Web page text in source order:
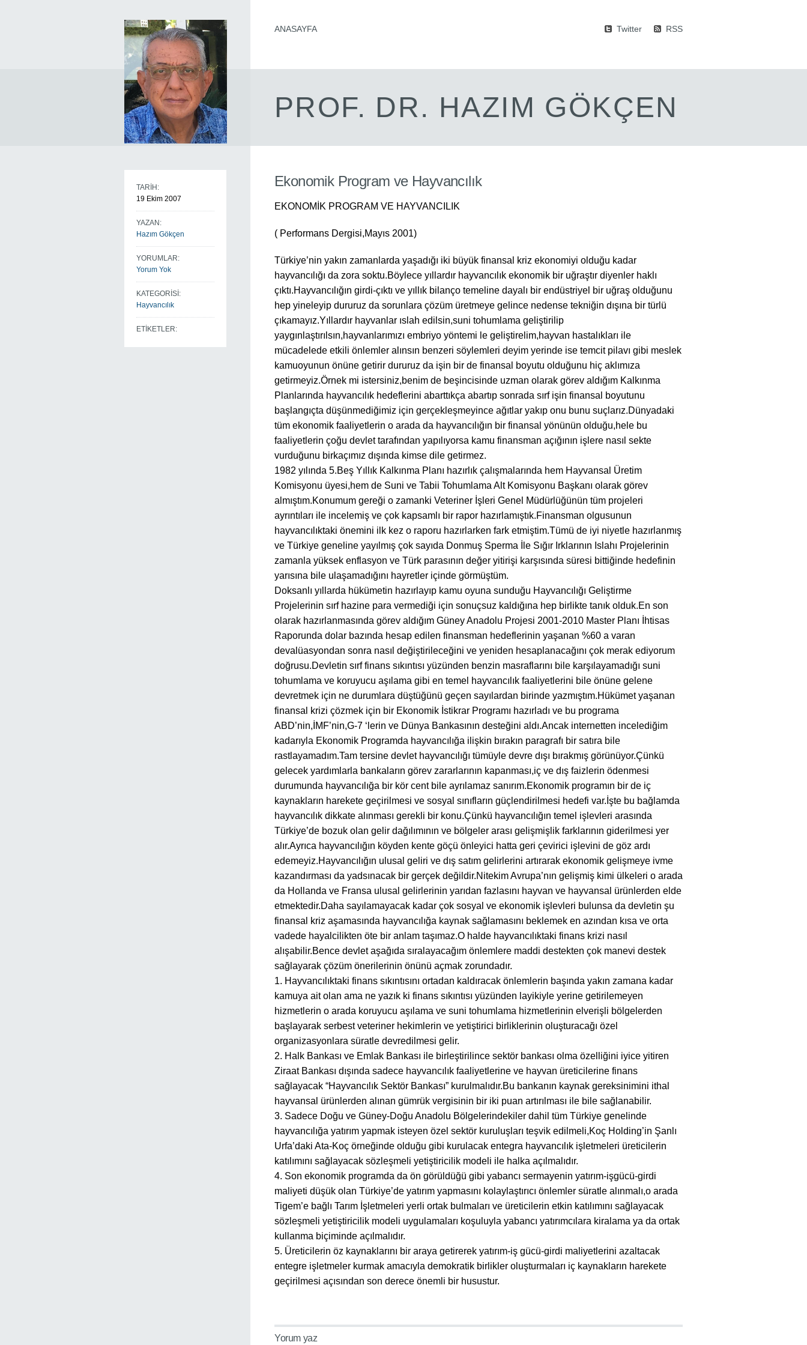
ANASAYFA Twitter RSS
PROF. DR. HAZIM GÖKÇEN
TARİH:
19 Ekim 2007
YAZAN:
Hazım Gökçen
YORUMLAR:
Yorum Yok
KATEGORİSİ:
Hayvancılık
ETİKETLER:
Ekonomik Program ve Hayvancılık
EKONOMİK PROGRAM VE HAYVANCILIK
( Performans Dergisi,Mayıs 2001)
Türkiye’nin yakın zamanlarda yaşadığı iki büyük finansal kriz ekonomiyi olduğu kadar
hayvancılığı da zora soktu.Böylece yıllardır hayvancılık ekonomik bir uğraştır diyenler haklı
çıktı.Hayvancılığın girdi-çıktı ve yıllık bilanço temeline dayalı bir endüstriyel bir uğraş olduğunu
hep yineleyip dururuz da sorunlara çözüm üretmeye gelince nedense tekniğin dışına bir türlü
çıkamayız.Yıllardır hayvanlar ıslah edilsin,suni tohumlama geliştirilip
yaygınlaştırılsın,hayvanlarımızı embriyo yöntemi le geliştirelim,hayvan hastalıkları ile
mücadelede etkili önlemler alınsın benzeri söylemleri deyim yerinde ise temcit pilavı gibi meslek
kamuoyunun önüne getirir dururuz da işin bir de finansal boyutu olduğunu hiç aklımıza
getirmeyiz.Örnek mi istersiniz,benim de beşincisinde uzman olarak görev aldığım Kalkınma
Planlarında hayvancılık hedeflerini abarttıkça abartıp sonrada sırf işin finansal boyutunu
başlangıçta düşünmediğimiz için gerçekleşmeyince ağıtlar yakıp onu bunu suçlarız.Dünyadaki
tüm ekonomik faaliyetlerin o arada da hayvancılığın bir finansal yönünün olduğu,hele bu
faaliyetlerin çoğu devlet tarafından yapılıyorsa kamu finansman açığının işlere nasıl sekte
vurduğunu birkaçımız dışında kimse dile getirmez.
1982 yılında 5.Beş Yıllık Kalkınma Planı hazırlık çalışmalarında hem Hayvansal Üretim
Komisyonu üyesi,hem de Suni ve Tabii Tohumlama Alt Komisyonu Başkanı olarak görev
almıştım.Konumum gereği o zamanki Veteriner İşleri Genel Müdürlüğünün tüm projeleri
ayrıntıları ile incelemiş ve çok kapsamlı bir rapor hazırlamıştık.Finansman olgusunun
hayvancılıktaki önemini ilk kez o raporu hazırlarken fark etmiştim.Tümü de iyi niyetle hazırlanmış
ve Türkiye geneline yayılmış çok sayıda Donmuş Sperma İle Sığır Irklarının Islahı Projelerinin
zamanla yüksek enflasyon ve Türk parasının değer yitirişi karşısında süresi bittiğinde hedefinin
yarısına bile ulaşamadığını hayretler içinde görmüştüm.
Doksanlı yıllarda hükümetin hazırlayıp kamu oyuna sunduğu Hayvancılığı Geliştirme
Projelerinin sırf hazine para vermediği için sonuçsuz kaldığına hep birlikte tanık olduk.En son
olarak hazırlanmasında görev aldığım Güney Anadolu Projesi 2001-2010 Master Planı İhtisas
Raporunda dolar bazında hesap edilen finansman hedeflerinin yaşanan %60 a varan
devalüasyondan sonra nasıl değiştirileceğini ve yeniden hesaplanacağını çok merak ediyorum
doğrusu.Devletin sırf finans sıkıntısı yüzünden benzin masraflarını bile karşılayamadığı suni
tohumlama ve koruyucu aşılama gibi en temel hayvancılık faaliyetlerini bile önüne gelene
devretmek için ne durumlara düştüğünü geçen sayılardan birinde yazmıştım.Hükümet yaşanan
finansal krizi çözmek için bir Ekonomik İstikrar Programı hazırladı ve bu programa
ABD’nin,İMF’nin,G-7 ‘lerin ve Dünya Bankasının desteğini aldı.Ancak internetten incelediğim
kadarıyla Ekonomik Programda hayvancılığa ilişkin bırakın paragrafı bir satıra bile
rastlayamadım.Tam tersine devlet hayvancılığı tümüyle devre dışı bırakmış görünüyor.Çünkü
gelecek yardımlarla bankaların görev zararlarının kapanması,iç ve dış faizlerin ödenmesi
durumunda hayvancılığa bir kör cent bile ayrılamaz sanırım.Ekonomik programın bir de iç
kaynakların harekete geçirilmesi ve sosyal sınıfların güçlendirilmesi hedefi var.İşte bu bağlamda
hayvancılık dikkate alınması gerekli bir konu.Çünkü hayvancılığın temel işlevleri arasında
Türkiye’de bozuk olan gelir dağılımının ve bölgeler arası gelişmişlik farklarının giderilmesi yer
alır.Ayrıca hayvancılığın köyden kente göçü önleyici hatta geri çevirici işlevini de göz ardı
edemeyiz.Hayvancılığın ulusal geliri ve dış satım gelirlerini artırarak ekonomik gelişmeye ivme
kazandırması da yadsınacak bir gerçek değildir.Nitekim Avrupa’nın gelişmiş kimi ülkeleri o arada
da Hollanda ve Fransa ulusal gelirlerinin yarıdan fazlasını hayvan ve hayvansal ürünlerden elde
etmektedir.Daha sayılamayacak kadar çok sosyal ve ekonomik işlevleri bulunsa da devletin şu
finansal kriz aşamasında hayvancılığa kaynak sağlamasını beklemek en azından kısa ve orta
vadede hayalcilikten öte bir anlam taşımaz.O halde hayvancılıktaki finans krizi nasıl
alışabilir.Bence devlet aşağıda sıralayacağım önlemlere maddi destekten çok manevi destek
sağlayarak çözüm önerilerinin önünü açmak zorundadır.
1. Hayvancılıktaki finans sıkıntısını ortadan kaldıracak önlemlerin başında yakın zamana kadar
kamuya ait olan ama ne yazık ki finans sıkıntısı yüzünden layikiyle yerine getirilemeyen
hizmetlerin o arada koruyucu aşılama ve suni tohumlama hizmetlerinin elverişli bölgelerden
başlayarak serbest veteriner hekimlerin ve yetiştirici birliklerinin oluşturacağı özel
organizasyonlara süratle devredilmesi gelir.
2. Halk Bankası ve Emlak Bankası ile birleştirilince sektör bankası olma özelliğini iyice yitiren
Ziraat Bankası dışında sadece hayvancılık faaliyetlerine ve hayvan üreticilerine finans
sağlayacak “Hayvancılık Sektör Bankası” kurulmalıdır.Bu bankanın kaynak gereksinimini ithal
hayvansal ürünlerden alınan gümrük vergisinin bir iki puan artırılması ile bile sağlanabilir.
3. Sadece Doğu ve Güney-Doğu Anadolu Bölgelerindekiler dahil tüm Türkiye genelinde
hayvancılığa yatırım yapmak isteyen özel sektör kuruluşları teşvik edilmeli,Koç Holding’in Şanlı
Urfa’daki Ata-Koç örneğinde olduğu gibi kurulacak entegra hayvancılık işletmeleri üreticilerin
katılımını sağlayacak sözleşmeli yetiştiricilik modeli ile halka açılmalıdır.
4. Son ekonomik programda da ön görüldüğü gibi yabancı sermayenin yatırım-işgücü-girdi
maliyeti düşük olan Türkiye’de yatırım yapmasını kolaylaştırıcı önlemler süratle alınmalı,o arada
Tigem’e bağlı Tarım İşletmeleri yerli ortak bulmaları ve üreticilerin etkin katılımını sağlayacak
sözleşmeli yetiştiricilik modeli uygulamaları koşuluyla yabancı yatırımcılara kiralama ya da ortak
kullanma biçiminde açılmalıdır.
5. Üreticilerin öz kaynaklarını bir araya getirerek yatırım-iş gücü-girdi maliyetlerini azaltacak
entegre işletmeler kurmak amacıyla demokratik birlikler oluşturmaları iç kaynakların harekete
geçirilmesi açısından son derece önemli bir husustur.
Yorum yaz